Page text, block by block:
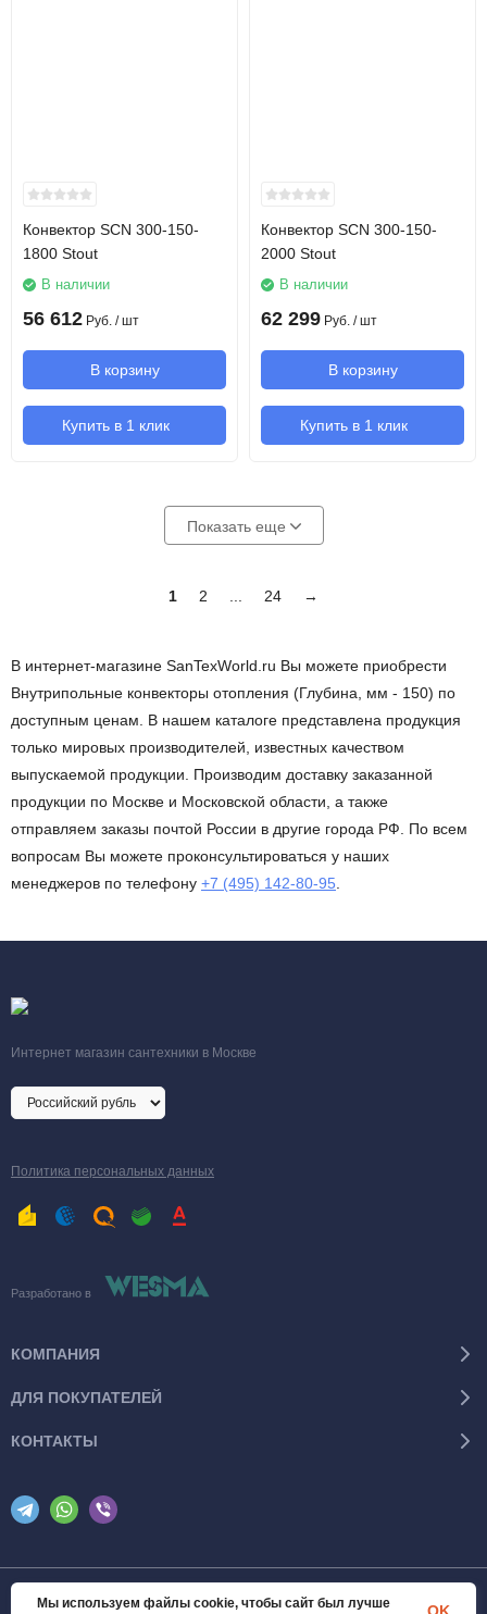
Конвектор SCN 300-150-
1800 Stout
В наличии
56 612 Руб. / шт
В корзину
Купить в 1 клик
Конвектор SCN 300-150-
2000 Stout
В наличии
62 299 Руб. / шт
В корзину
Купить в 1 клик
Показать еще
1 2 24 →
В интернет-магазине SanTexWorld.ru Вы можете приобрести
Внутрипольные конвекторы отопления (Глубина, мм - 150) по
доступным ценам. В нашем каталоге представлена продукция
только мировых производителей, известных качеством
выпускаемой продукции. Производим доставку заказанной
продукции по Москве и Московской области, а также
отправляем заказы почтой России в другие города РФ. По всем
вопросам Вы можете проконсультироваться у наших
менеджеров по телефону +7 (495) 142-80-95
Интернет магазин сантехники в Москве
Политика персональных данных
Разработано в
КОМПАНИЯ
ДЛЯ ПОКУПАТЕЛЕЙ
КОНТАКТЫ
© 2026 SanTexWorld. Все права защищены
Мы используем файлы cookie, чтобы сайт был лучше